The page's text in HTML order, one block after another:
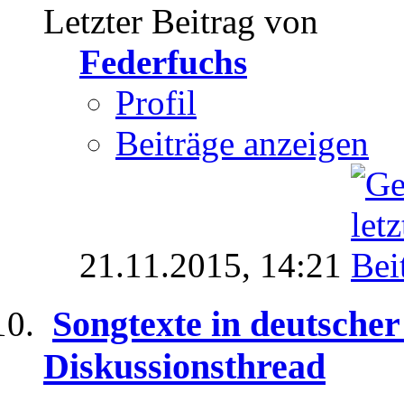
Letzter Beitrag von
Federfuchs
Profil
Beiträge anzeigen
21.11.2015, 14:21
Songtexte in
Diskussionsthread